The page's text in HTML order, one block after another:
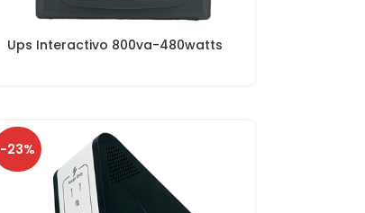
Ups Interactivo 800va-480watts
-23%